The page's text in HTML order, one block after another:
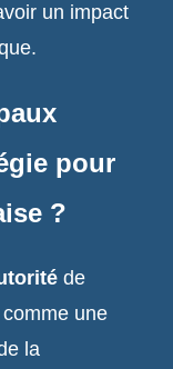
un impact
pour
?
de
une
la